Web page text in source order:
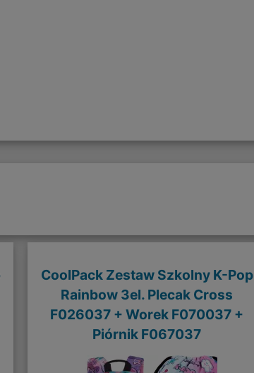
CoolPack Zestaw Szkolny K-Pop
Rainbow 3el. Plecak Cross
F026037 + Worek F070037 +
Piórnik F067037